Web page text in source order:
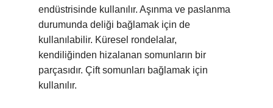
endüstrisinde kullanılır. Aşınma ve paslanma
durumunda deliği bağlamak için de
kullanılabilir. Küresel rondelalar,
kendiliğinden hizalanan somunların bir
parçasıdır. Çift somunları bağlamak için
kullanılır.